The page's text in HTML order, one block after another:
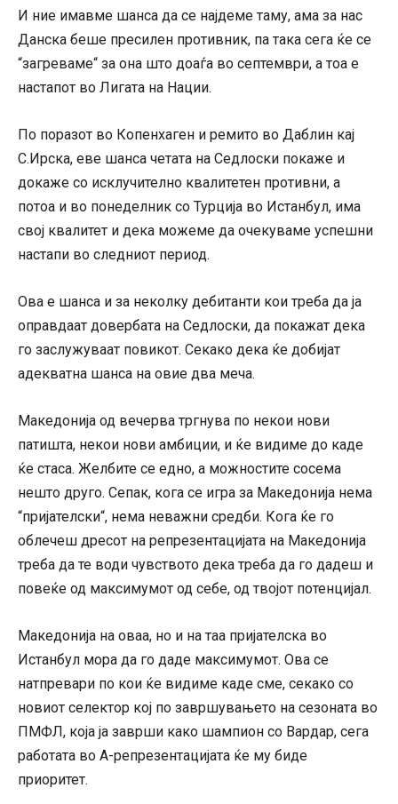
И ние имавме шанса да се најдеме таму, ама за нас
Данска беше пресилен противник, па така сега ќе се
“загреваме“ за она што доаѓа во септември, а тоа е
настапот во Лигата на Нации.
По поразот во Копенхаген и ремито во Даблин кај
С.Ирска, еве шанса четата на Седлоски покаже и
докаже со исклучително квалитетен противни, а
потоа и во понеделник со Турција во Истанбул, има
свој квалитет и дека можеме да очекуваме успешни
настапи во следниот период.
Ова е шанса и за неколку дебитанти кои треба да ја
оправдаат довербата на Седлоски, да покажат дека
го заслужуваат повикот. Секако дека ќе добијат
адекватна шанса на овие два меча.
Македонија од вечерва тргнува по некои нови
патишта, некои нови амбиции, и ќе видиме до каде
ќе стаса. Желбите се едно, а можностите сосема
нешто друго. Сепак, кога се игра за Македонија нема
“пријателски“, нема неважни средби. Кога ќе го
облечеш дресот на репрезентацијата на Македонија
треба да те води чувството дека треба да го дадеш и
повеќе од максимумот од себе, од твојот потенцијал.
Македонија на оваа, но и на таа пријателска во
Истанбул мора да го даде максимумот. Ова се
натпревари по кои ќе видиме каде сме, секако со
новиот селектор кој по завршувањето на сезоната во
ПМФЛ, која ја заврши како шампион со Вардар, сега
работата во А-репрезентацијата ќе му биде
приоритет.